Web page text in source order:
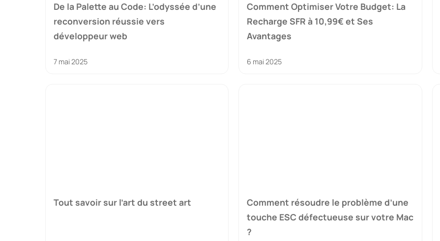
De la Palette au Code: L’odyssée d’une
reconversion réussie vers
développeur web
7 mai 2025
Comment Optimiser Votre Budget: La
Recharge SFR à 10,99€ et Ses
Avantages
6 mai 2025
Tout savoir sur l’art du street art
Comment résoudre le problème d’une
touche ESC défectueuse sur votre Mac
?